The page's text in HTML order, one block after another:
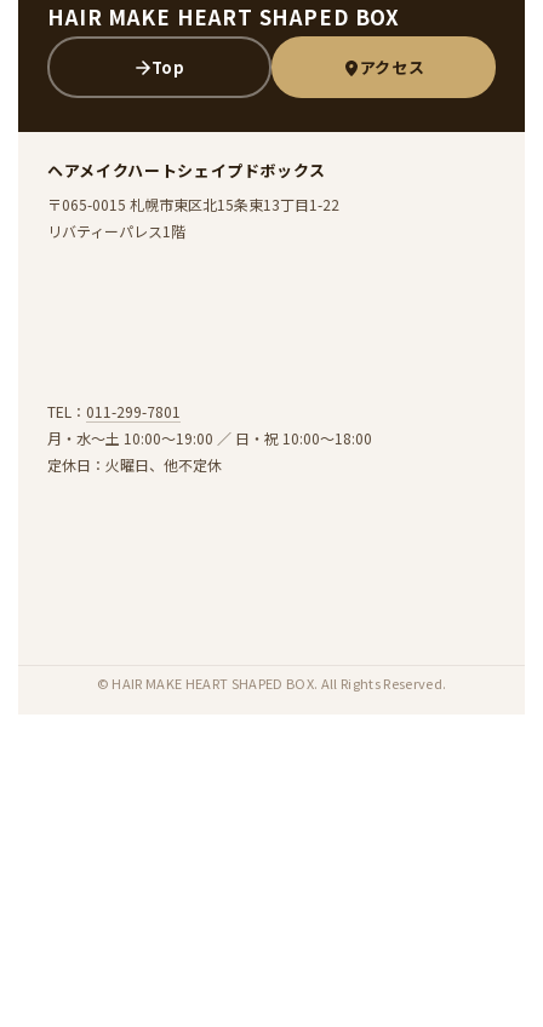
HAIR MAKE HEART SHAPED BOX
Top アクセス
ヘアメイクハートシェイプドボックス
〒065-0015 札幌市東区北15条東13丁目1-22
リバティーパレス1階
TEL： 011-299-7801
月・水〜土 10:00〜19:00 ／ 日・祝 10:00〜18:00
定休日：火曜日、他不定休
© HAIR MAKE HEART SHAPED BOX. All Rights Reserved.